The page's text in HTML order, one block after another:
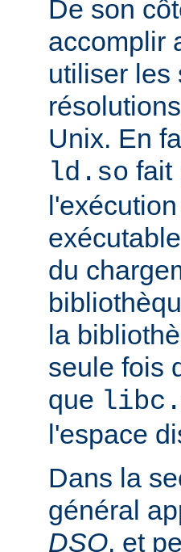
De son
accomplir
utiliser les
Unix. En
ld.so fait
du
la
seule fois
que
l'espace
Dans la
général
DSO, et